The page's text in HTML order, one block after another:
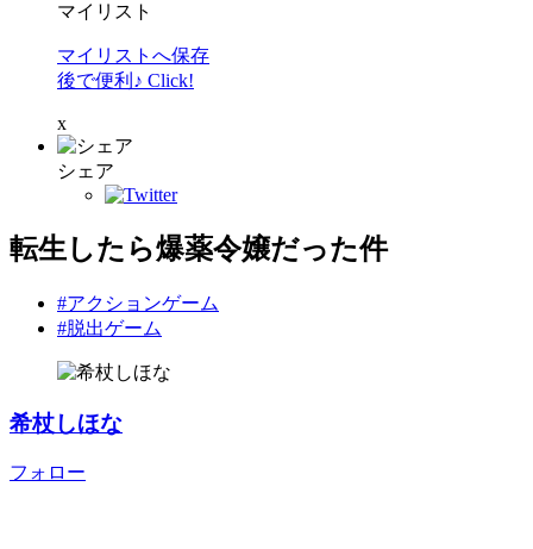
マイリスト
マイリストへ保存
後で便利♪ Click!
x
シェア
転生したら爆薬令嬢だった件
#アクションゲーム
#脱出ゲーム
希杖しほな
フォロー